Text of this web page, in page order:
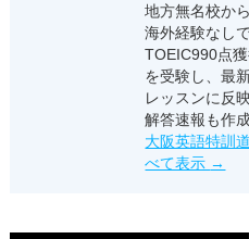
地方無名校か
海外経験なし
TOEIC990点
を受験し、最
レッスンに反
解答速報も作
大阪英語特訓
べて表示 →